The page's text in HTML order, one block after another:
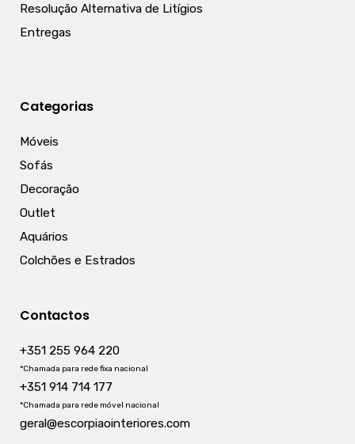
Resolução Alternativa de Litígios
Entregas
Categorias
Móveis
Sofás
Decoração
Outlet
Aquários
Colchões e Estrados
Contactos
+351 255 964 220
*Chamada para rede fixa nacional
+351 914 714 177
*Chamada para rede móvel nacional
geral@escorpiaointeriores.com